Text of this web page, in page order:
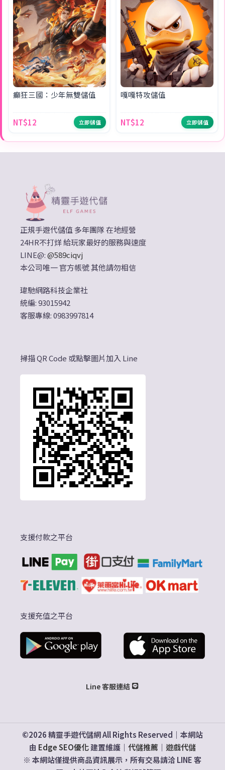
癲狂三國：少年無雙儲值
NT$12 立即儲值
嘎嘎特攻儲值
NT$12 立即儲值
正規手遊代儲值 多年團隊 在地經營
24HR不打烊 給玩家最好的服務與速度
LINE@:@589ciqvj
本公司唯一 官方帳號 其他請勿相信
瑋馳網路科技企業社
統編: 93015942
客服專線: 0983997814
掃描 QR Code 或點擊圖片加入 Line
支援付款之平台
支援充值之平台
Line 客服連結
©2026 精靈手遊代儲網 All Rights Reserved｜本網站
由 Edge SEO優化建置維護｜ 代儲推薦｜ 遊戲代儲
※ 本網站僅提供商品資訊展示，所有交易請洽 LINE 客